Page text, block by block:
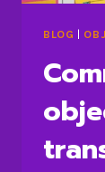
BLOG |